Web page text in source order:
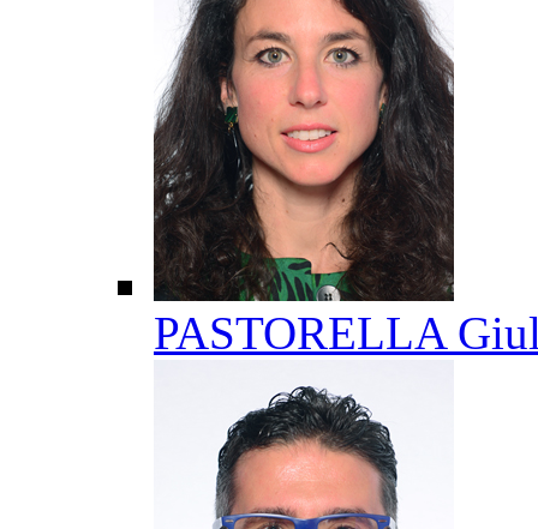
PASTORELLA